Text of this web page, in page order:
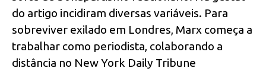
do artigo incidiram diversas variáveis. Para
sobreviver exilado em Londres, Marx começa a
trabalhar como periodista, colaborando a
distância no New York Daily Tribune